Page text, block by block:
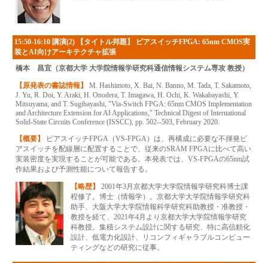
15:50-16:10 講演(2) 【タイトル邦題】 ビアスイッチFPGA: 65nm CMOS実
装とAI向けアーキテクチャ拡張
橋本 昌宜（京都大学 大学院情報学研究科通信情報システム専攻 教授）
【原発表の書誌情報】
M. Hashimoto, X. Bai, N. Banno, M. Tada, T. Sakamoto,
J. Yu, R. Doi, Y. Araki, H. Onodera, T. Imagawa, H. Ochi, K. Wakabayashi, Y.
Mitsuyama, and T. Sugibayashi, "Via-Switch FPGA: 65nm CMOS Implementation
and Architecture Extension for AI Applications," Technical Digest of International
Solid-State Circuits Conference (ISSCC), pp. 502--503, February 2020.
【概要】
ビアスイッチFPGA（VS-FPGA）は、再構成に必要な不揮発ビ
アスイッチを配線層に配置することで、従来のSRAM FPGAに比べて高い
実装密度を実現することが可能である。本発表では、VS-FPGAの65nm試
作結果および予測性能について報告する。
【略歴】
2001年3月京都大学大学院情報学研究科博士課
程修了。博士（情報学）。京都大学大学院情報学研究科
助手、大阪大学大学院情報科学研究科助教授・准教授・
教授を経て、2021年4月より京都大学大学院情報学研究
科教授。集積システム設計に関する研究、特に高信頼化
設計、低電力化設計、リコンフィギャラブルコンピュー
ティングなどの研究に従事。